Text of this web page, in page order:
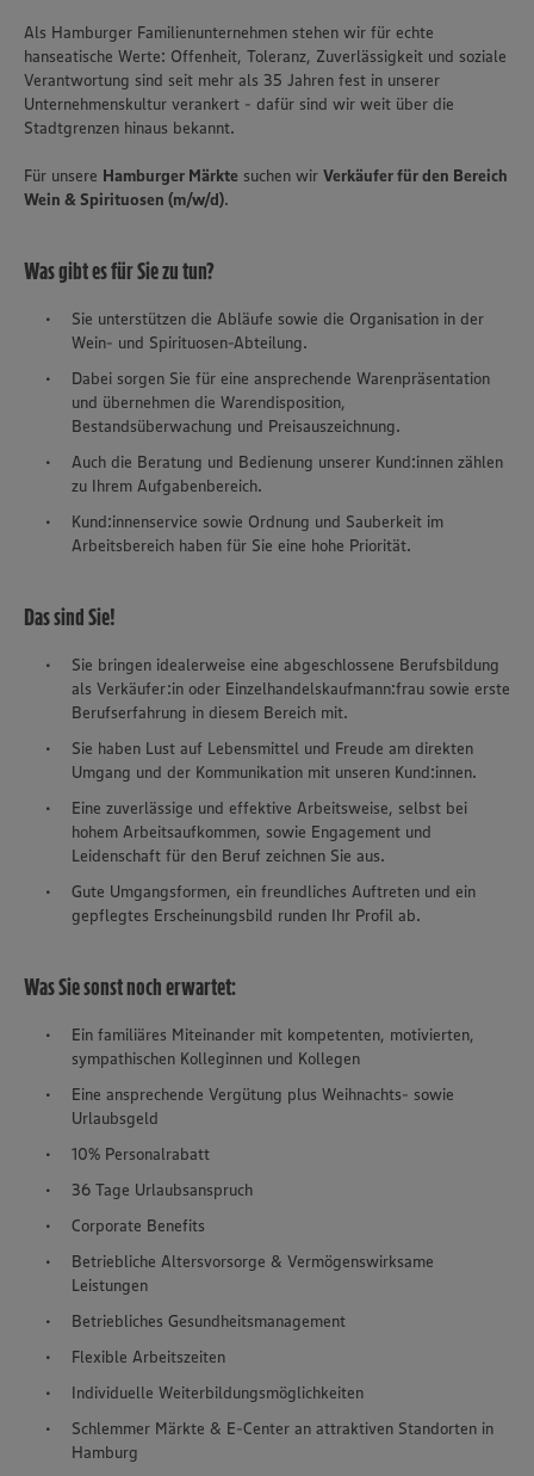
​Als Hamburger Familienunternehmen stehen wir für echte
hanseatische Werte: Offenheit, Toleranz, Zuverlässigkeit und soziale
Verantwortung sind seit mehr als 35 Jahren fest in unserer
Unternehmenskultur verankert - dafür sind wir weit über die
Stadtgrenzen hinaus bekannt.
Für unsere Hamburger Märkte suchen wir Verkäufer für den Bereich
Wein & Spirituosen (m/w/d).
Was gibt es für Sie zu tun?
Sie unterstützen die Abläufe sowie die Organisation in der
Wein- und Spirituosen-Abteilung.
Dabei sorgen Sie für eine ansprechende Warenpräsentation
und übernehmen die Warendisposition,
Bestandsüberwachung und Preisauszeichnung.
Auch die Beratung und Bedienung unserer Kund:innen zählen
zu Ihrem Aufgabenbereich.
Kund:innenservice sowie Ordnung und Sauberkeit im
Arbeitsbereich haben für Sie eine hohe Priorität.
Das sind Sie!
Sie bringen idealerweise eine abgeschlossene Berufsbildung
als Verkäufer:in oder Einzelhandelskaufmann:frau sowie erste
Berufserfahrung in diesem Bereich mit.
Sie haben Lust auf Lebensmittel und Freude am direkten
Umgang und der Kommunikation mit unseren Kund:innen.
Eine zuverlässige und effektive Arbeitsweise, selbst bei
hohem Arbeitsaufkommen, sowie Engagement und
Leidenschaft für den Beruf zeichnen Sie aus.
Gute Umgangsformen, ein freundliches Auftreten und ein
gepflegtes Erscheinungsbild runden Ihr Profil ab.
Was Sie sonst noch erwartet:
Ein familiäres Miteinander mit kompetenten, motivierten,
sympathischen Kolleginnen und Kollegen
Eine ansprechende Vergütung plus Weihnachts- sowie
Urlaubsgeld
10% Personalrabatt
36 Tage Urlaubsanspruch
Corporate Benefits
Betriebliche Altersvorsorge & Vermögenswirksame
Leistungen
Betriebliches Gesundheitsmanagement
Flexible Arbeitszeiten
Individuelle Weiterbildungsmöglichkeiten
Schlemmer Märkte & E-Center an attraktiven Standorten in
Hamburg